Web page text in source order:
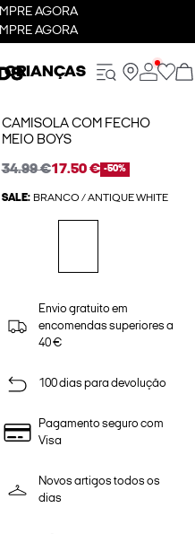
AGORA
AGORA
CRIANÇAS
CAMISOLA COM FECHO
MEIO BOYS
34.99 €17.50 € -50%
SALE: BRANCO / ANTIQUE WHITE
Envio gratuito em
encomendas superiores a
40 €
100 dias para devolução
Pagamento seguro com
Visa
Novos artigos todos os
dias